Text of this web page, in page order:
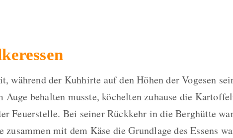
während der Kuhhirte auf den Höhen der Vogesen
Auge behalten musste, köchelten zuhause die
Feuerstelle. Bei seiner Rückkehr in die Berghütte
mit dem Käse die Grundlage des Essens